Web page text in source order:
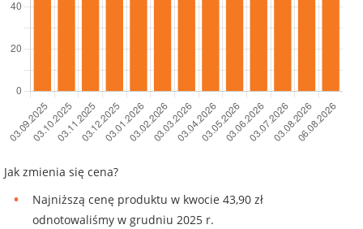
Jak zmienia się cena?
Najniższą cenę produktu w kwocie 43,90 zł
odnotowaliśmy w grudniu 2025 r.